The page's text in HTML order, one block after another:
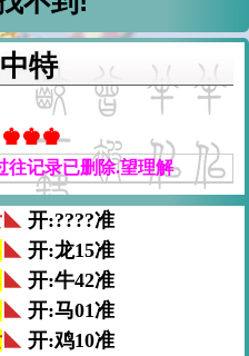
特
往记录已删除.望理解
◣ 开:????准
◣ 开:龙15准
◣ 开:牛42准
◣ 开:马01准
◣ 开:鸡10准